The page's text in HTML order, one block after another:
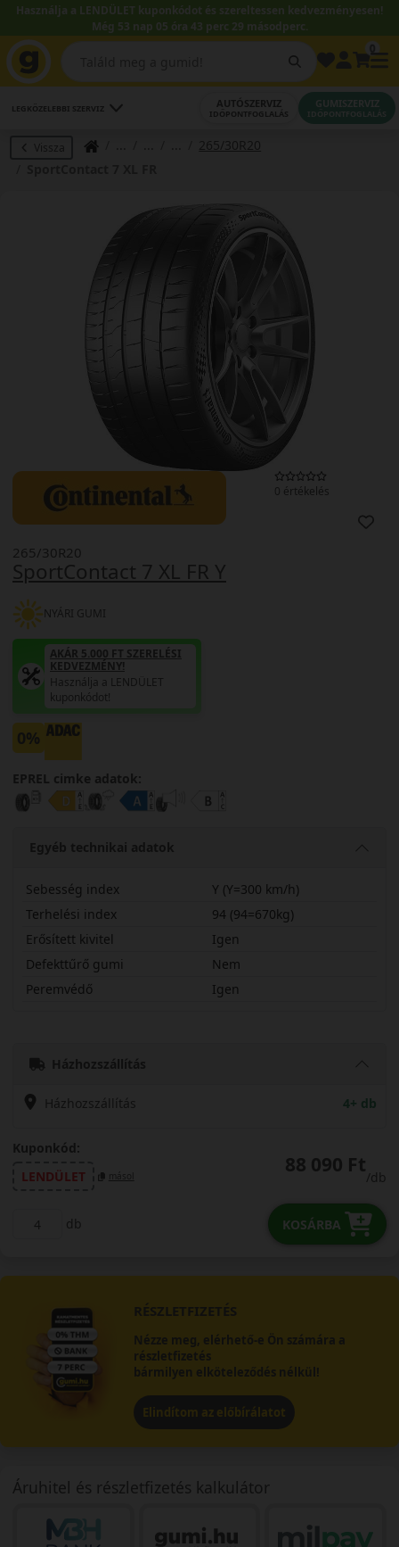
Használja a LENDÜLET kuponkódot és szereltessen kedvezményesen!
Még 53 nap 05 óra 43 perc 28 másodperc.
LEGKÖZELEBBI SZERVIZ AUTÓSZERVIZ
IDŐPONTFOGLALÁS
GUMISZERVIZ
IDŐPONTFOGLALÁS
Vissza
265/30R20
0 értékelés
SportContact 7 XL FR Y
265/30R20
NYÁRI GUMI
AKÁR 5.000 FT SZERELÉSI
KEDVEZMÉNY!
Használja a LENDÜLET
kuponkódot!
0%
EPREL cimke adatok:
Egyéb technikai adatok
Sebesség index
Y (Y=300 km/h)
Terhelési index
94 (94=670kg)
Erősített kivitel
Igen
Defekttűrő gumi
Nem
Peremvédő
Igen
Házhozszállítás
Házhozszállítás 4+ db
Kuponkód:
LENDÜLET
másol 88 090 Ft
/db
db KOSÁRBA
RÉSZLETFIZETÉS
Nézze meg, elérhető-e Ön számára a
részletfizetés
bármilyen elköteleződés nélkül!
Elindítom az előbírálatot
Áruhitel és részletfizetés kalkulátor